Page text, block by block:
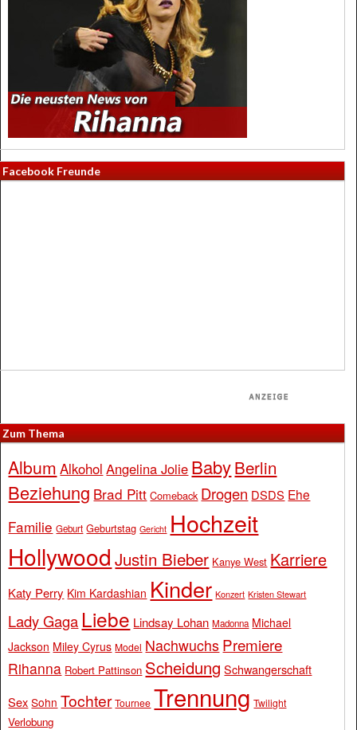
Facebook Freunde
Zum Thema
Album Alkohol Angelina Jolie BabyBerlin
Beziehung Brad Pitt Comeback Drogen DSDS Ehe
Familie Geburt Geburtstag Gericht Hochzeit
Hollywood Justin Bieber Kanye West Karriere
Katy Perry Kim Kardashian Kinder Konzert Kristen Stewart
Lady Gaga Liebe Lindsay Lohan Madonna Michael
Jackson Miley Cyrus Model Nachwuchs Premiere
Rihanna Robert Pattinson Scheidung Schwangerschaft
Sex Sohn Tochter Tournee Trennung Twilight
Verlobung